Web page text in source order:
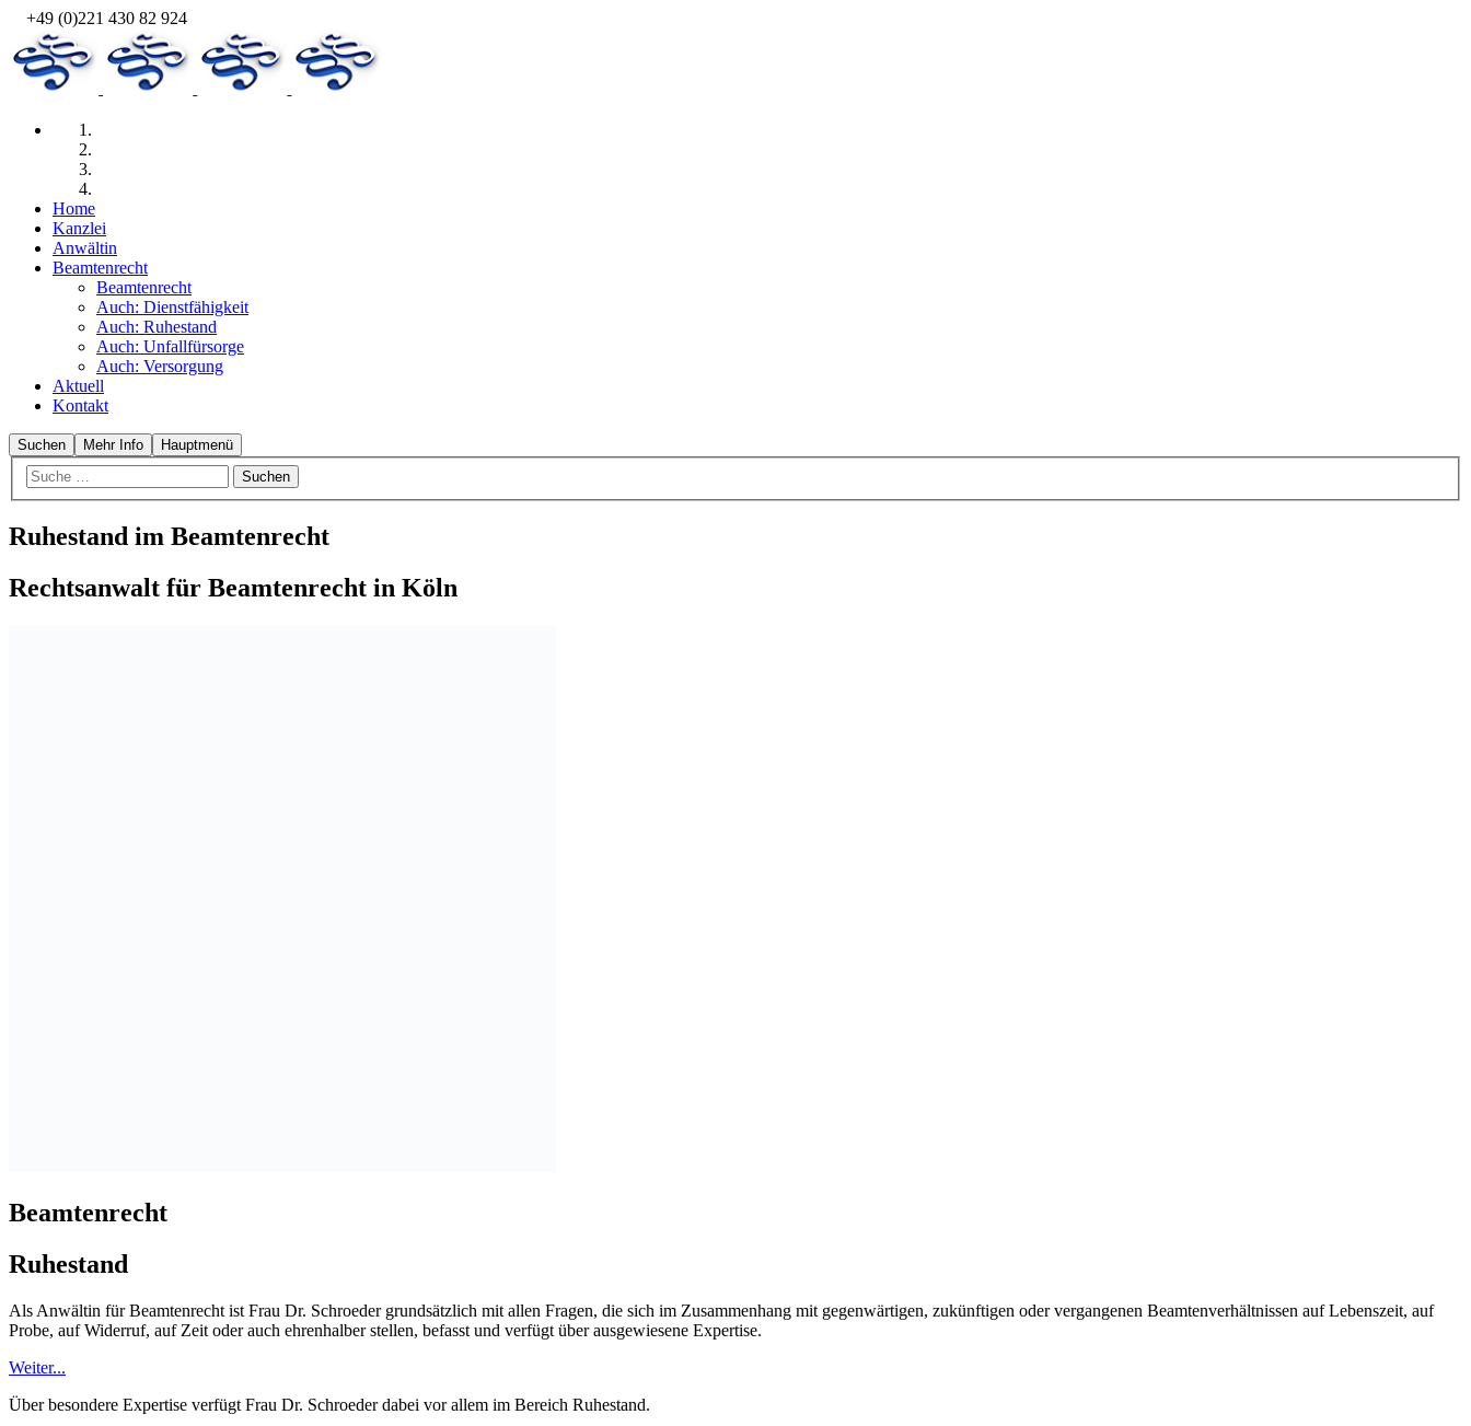
+49 (0)221 430 82 924
Home
Kanzlei
Anwältin
Beamtenrecht
Beamtenrecht
Auch: Dienst­fähig­keit
Auch: Ruhe­stand
Auch: Unfall­für­sorge
Auch: Versor­gung
Aktuell
Kontakt
Suchen Mehr Info Hauptmenü
Ruhestand im Beamtenrecht
Rechtsanwalt für Beamtenrecht in Köln
Beamtenrecht
Ruhestand
Als Anwältin für Beamtenrecht ist Frau Dr. Schroeder grundsätzlich mit allen Fragen, die sich im Zusammenhang mit gegenwärtigen, zukünftigen oder vergangenen Beamtenverhältnissen auf Lebenszeit, auf
Probe, auf Widerruf, auf Zeit oder auch ehrenhalber stellen, befasst und verfügt über ausgewiesene Expertise.
Weiter...
Über besondere Expertise verfügt Frau Dr. Schroeder dabei vor allem im Bereich Ruhestand.